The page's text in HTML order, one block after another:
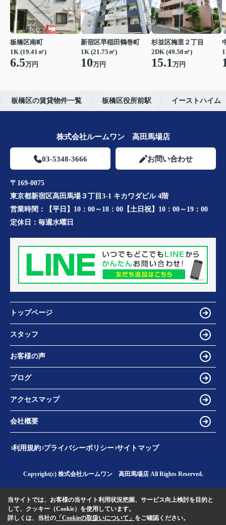
板橋区南町
1K (19.41㎡)
6.5万円
新宿区早稲田鶴巻町
1K (21.75㎡)
10万円
杉並区梅里２丁目
2DK (49.50㎡)
15.1万円
板橋区の賃貸物件一覧 板橋区役所前駅 イーストハイム
株式会社ルームワン 高田馬場店
03-5348-3666 お問い合わせ
〒169-0075
東京都新宿区高田馬場３丁目3-1 キカワダビル 4階
営業時間：
【平日】10：00～18：00【土日祝】10：00～19：00
定休日： 毎週水曜日
トップページ
スタッフ
お客様の声
ブログ
アクセスマップ
会社概要
利用規約 プライバシーポリシー サイトマップ
Copyright(c) 株式会社ルームワン 高田馬場店 All Rights Reserved.
当サイトでは、お客様の当サイト利用状況把握、サービス向上検討を目的と
して、クッキー（Cookie）を使用しています。
詳しくは、当社の 「Cookieの取扱いについて」 をご確認ください。